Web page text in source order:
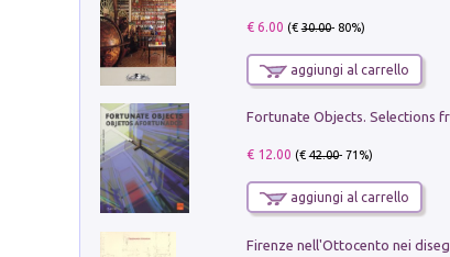
€ 6.00 (€30.00- 80%)
aggiungi al carrello
€ 12.00 (€42.00- 71%)
aggiungi al carrello